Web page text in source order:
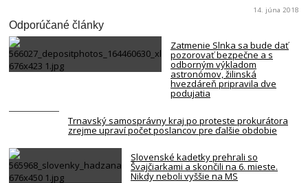
14. júna 2018
Odporúčané články
Zatmenie Slnka sa bude dať
pozorovať bezpečne a s
odborným výkladom
astronómov, žilinská
hvezdáreň pripravila dve
podujatia
Trnavský samosprávny kraj po proteste prokurátora
zrejme upraví počet poslancov pre ďalšie obdobie
Slovenské kadetky prehrali so
Švajčiarkami a skončili na 6. mieste.
Nikdy neboli vyššie na MS